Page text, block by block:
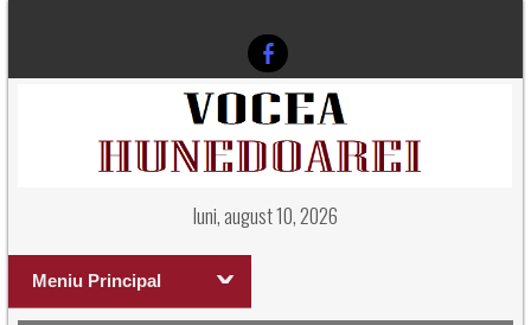
luni, august 10, 2026
Meniu Principal